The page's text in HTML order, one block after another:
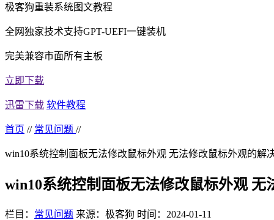
极客狗重装系统图文教程
全网独家技术支持GPT-UEFI一键装机
完美兼容市面所有主板
立即下载
迅雷下载 软件教程
首页 // 常见问题 //
win10系统控制面板无法修改鼠标外观 无法修改鼠标外观的解
win10系统控制面板无法修改鼠标外观 无
栏目： 常见问题 来源：极客狗 时间：2024-01-11